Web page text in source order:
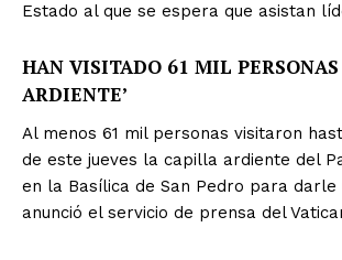
Estado al que se espera que asistan
HAN VISITADO 61 MIL
ARDIENTE’
Al menos 61 mil personas visitaron
de este jueves la capilla ardiente del
en la Basílica de San Pedro para darle
anunció el servicio de prensa del